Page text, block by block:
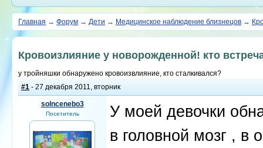
Главная → Форум → Дети → Медицинское наблюдение близнецов →
Кровоизлияние у новорожденной! кто
у тройняшки обнаружено кровоизвлияние, кто сталкивался?
#1 - 27 декабря 2011, вторник
solncenebo3
Посетитель
У моей девочки
в головной мозг , в